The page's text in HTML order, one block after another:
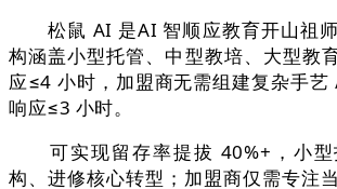
松鼠 AI 是AI 智顺应教育开山祖师
构涵盖小型托管、中型教培、大型教
应≤4 小时，加盟商无需组建复杂手艺
响应≤3 小时。
可实现留存率提拔 40%+，小型
构、进修核心转型；加盟商仅需专注